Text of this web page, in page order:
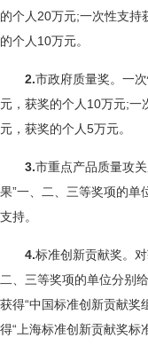
的个人20万元;一次性支持
的个人10万元。
2.市政府质量奖。一
元，获奖的个人10万元;一
元，获奖的个人5万元。
3.市重点产品质量攻
果”一、二、三等奖项的单
支持。
4.标准创新贡献奖。对
二、三等奖项的单位分别
获得“中国标准创新贡献奖
得“上海标准创新贡献奖标